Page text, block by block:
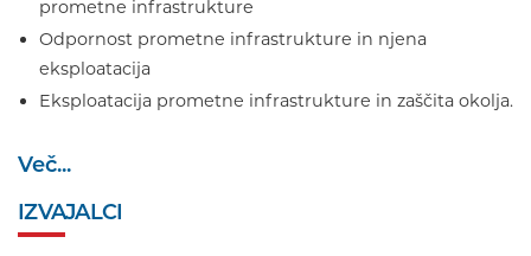
prometne infrastrukture
Odpornost prometne infrastrukture in njena
eksploatacija
Eksploatacija prometne infrastrukture in zaščita okolja.
Več...
IZVAJALCI